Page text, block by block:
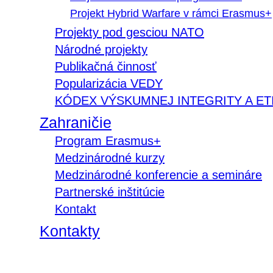
Projekt Hybrid Warfare v rámci Erasmus+
Projekty pod gesciou NATO
Národné projekty
Publikačná činnosť
Popularizácia VEDY
KÓDEX VÝSKUMNEJ INTEGRITY A
Zahraničie
Program Erasmus+
Medzinárodné kurzy
Medzinárodné konferencie a semináre
Partnerské inštitúcie
Kontakt
Kontakty